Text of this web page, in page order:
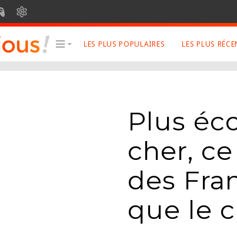
SOOGEEK
Photographies
Twitter
Google+
Mentions
LES PLUS POPULAIRES LES PLUS
Plus
cher,
des
que le